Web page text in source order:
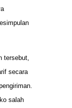
tersebut,
secara
salah